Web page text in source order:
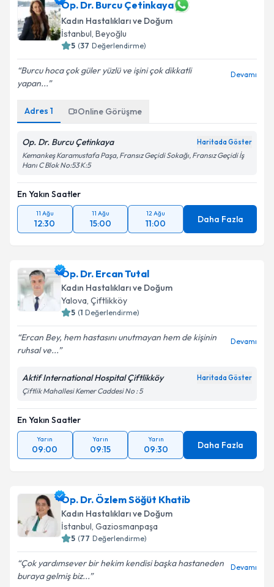
Op. Dr. Burcu Çetinkaya
Kadın Hastalıkları ve Doğum
İstanbul, Beyoğlu
5 (37 Değerlendirme)
Burcu hoca çok güler yüzlü ve işini çok dikkatli
yapan...
Devamı
Adres 1 Online Görüşme
Op. Dr. Burcu Çetinkaya Haritada Göster
Kemankeş Karamustafa Paşa, Fransız Geçidi Sokağı, Fransız Geçidi İş
Hanı C Blok No:53 K:5
En Yakın Saatler
11 Ağu
12:30
11 Ağu
15:00
12 Ağu
11:00 Daha Fazla
Op. Dr. Ercan Tutal
Kadın Hastalıkları ve Doğum
Yalova, Çiftlikköy
5 (1 Değerlendirme)
Ercan Bey, hem hastasını unutmayan hem de kişinin
ruhsal ve...
Devamı
Aktif International Hospital Çiftlikköy Haritada Göster
Çiftlik Mahallesi Kemer Caddesi No : 5
En Yakın Saatler
Yarın
09:00
Yarın
09:15
Yarın
09:30 Daha Fazla
Op. Dr. Özlem Söğüt Khatib
Kadın Hastalıkları ve Doğum
İstanbul, Gaziosmanpaşa
5 (77 Değerlendirme)
Çok yardımsever bir hekim kendisi başka hastaneden
buraya gelmiş biz...
Devamı